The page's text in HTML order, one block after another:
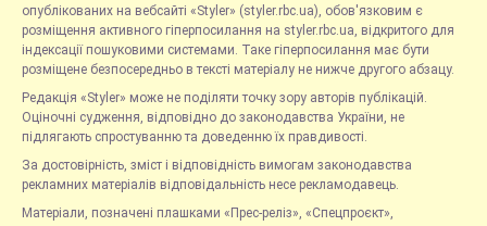
опублікованих на вебсайті «Styler» (styler.rbc.ua), обов'язковим є
розміщення активного гіперпосилання на styler.rbc.ua, відкритого для
індексації пошуковими системами. Таке гіперпосилання має бути
розміщене безпосередньо в тексті матеріалу не нижче другого абзацу.
Редакція «Styler» може не поділяти точку зору авторів публікацій.
Оціночні судження, відповідно до законодавства України, не
підлягають спростуванню та доведенню їх правдивості.
За достовірність, зміст і відповідність вимогам законодавства
рекламних матеріалів відповідальність несе рекламодавець.
Матеріали, позначені плашками «Прес-реліз», «Спецпроєкт»,